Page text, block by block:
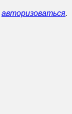
авторизоваться.